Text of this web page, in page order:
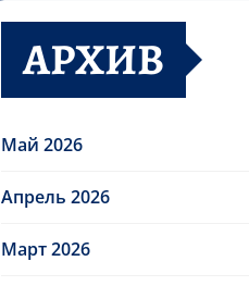
АРХИВ
Май 2026
Апрель 2026
Март 2026